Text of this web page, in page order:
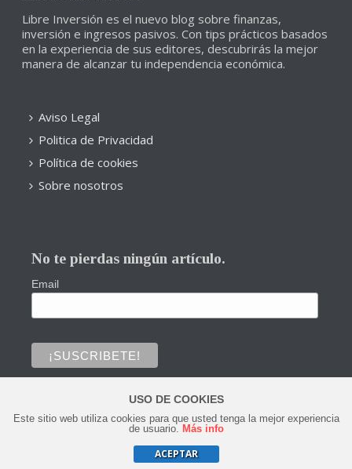
Libre Inversión es el nuevo blog sobre finanzas,
inversión e ingresos pasivos. Con tips prácticos basados
en la experiencia de sus editores, descubrirás la mejor
manera de alcanzar tu independencia económica.
Aviso Legal
Politica de Privacidad
Política de cookies
Sobre nosotros
No te pierdas ningún artículo.
Email
Copyright © 2020 Todos los derechos reservados.
0
USO DE COOKIES
Este sitio web utiliza cookies para que usted tenga la mejor experiencia
de usuario. Más info
ACEPTAR